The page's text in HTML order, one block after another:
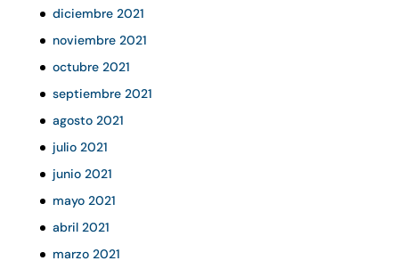
diciembre 2021
noviembre 2021
octubre 2021
septiembre 2021
agosto 2021
julio 2021
junio 2021
mayo 2021
abril 2021
marzo 2021